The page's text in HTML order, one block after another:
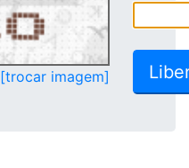
[trocar imagem]